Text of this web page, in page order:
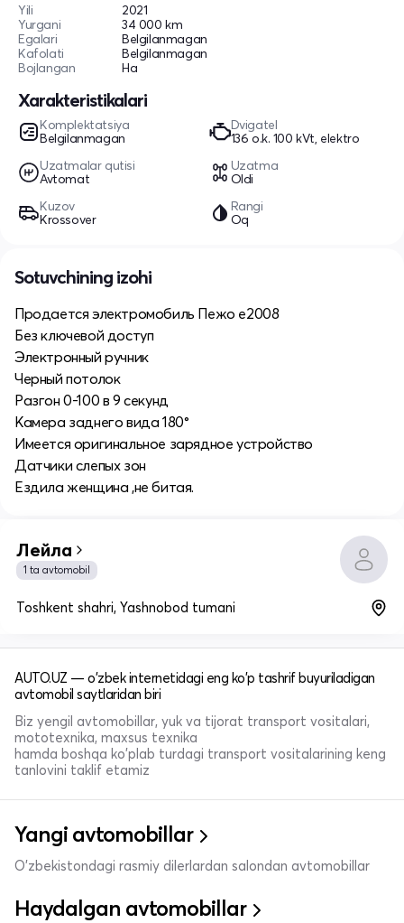
Yili
2021
Yurgani
34 000 km
Egalari
Belgilanmagan
Kafolati
Belgilanmagan
Bojlangan
Ha
Xarakteristikalari
Komplektatsiya
Belgilanmagan
Dvigatel
136 o.k. 100 kVt, elektro
Uzatmalar qutisi
Avtomat
Uzatma
Oldi
Kuzov
Krossover
Rangi
Oq
Sotuvchining izohi
Продается электромобиль Пежо е2008
Без ключевой доступ
Электронный ручник
Черный потолок
Разгон 0-100 в 9 секунд
Камера заднего вида 180°
Имеется оригинальное зарядное устройство
Датчики слепых зон
Ездила женщина ,не битая.
Лейла
1 ta avtomobil
Toshkent shahri, Yashnobod tumani
AUTO.UZ — o'zbek internetidagi eng ko'p tashrif buyuriladigan
avtomobil saytlaridan biri
Biz yengil avtomobillar, yuk va tijorat transport vositalari,
mototexnika, maxsus texnika
hamda boshqa ko'plab turdagi transport vositalarining keng
tanlovini taklif etamiz
Yangi avtomobillar
O'zbekistondagi rasmiy dilerlardan salondan avtomobillar
Haydalgan avtomobillar